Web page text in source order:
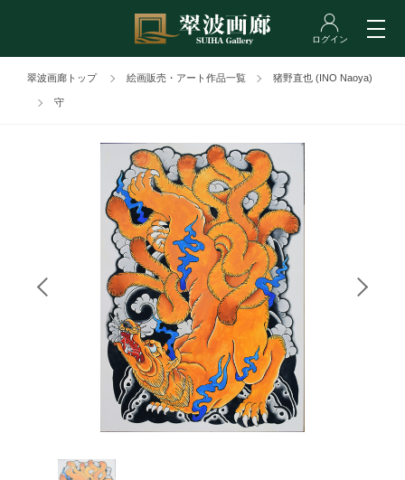
翠波画廊トップ 絵画販売・アート作品一覧 猪野直也 (INO Naoya)
守